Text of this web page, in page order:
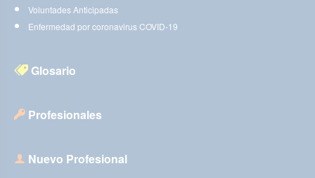
Voluntades Anticipadas
Enfermedad por coronavirus COVID-19
Glosario
Profesionales
Nuevo Profesional